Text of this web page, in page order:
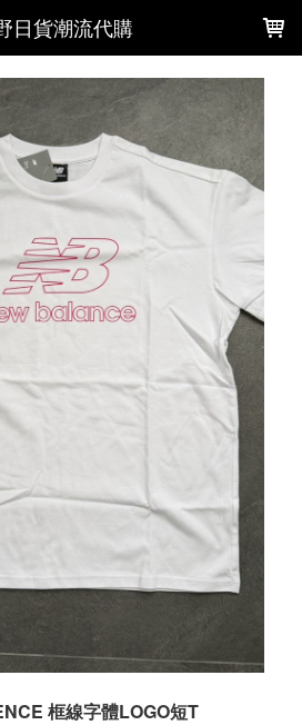
日貨潮流代購
框線字體LOGO短T